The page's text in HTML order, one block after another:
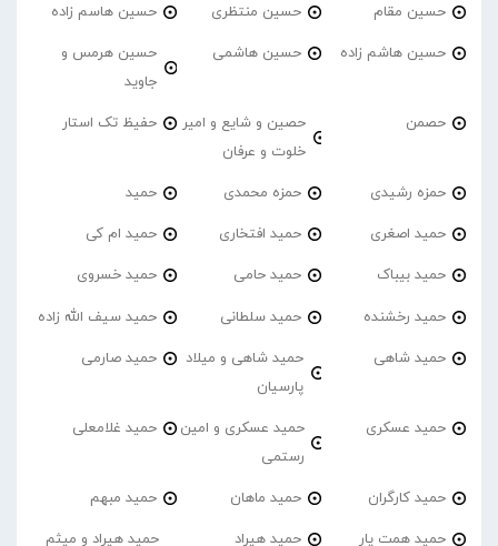
حسین مقام حسین منتظری حسین هاسم زاده
حسین هاشم زاده حسین هاشمی
حسین هرمس و
جاوید
حصمن
حصین و شایع و امیر
خلوت و عرفان
حفیظ تک استار
حمزه رشیدی حمزه محمدی حمید
حمید اصغری حمید افتخاری حمید ام کی
حمید بیباک حمید حامی حمید خسروی
حمید رخشنده حمید سلطانی حمید سیف الله زاده
حمید شاهی
حمید شاهی و میلاد
پارسیان
حمید صارمی
حمید عسکری
حمید عسکری و امین
رستمی
حمید غلامعلی
حمید کارگران حمید ماهان حمید مبهم
حمید همت یار حمید هیراد حمید هیراد و میثم